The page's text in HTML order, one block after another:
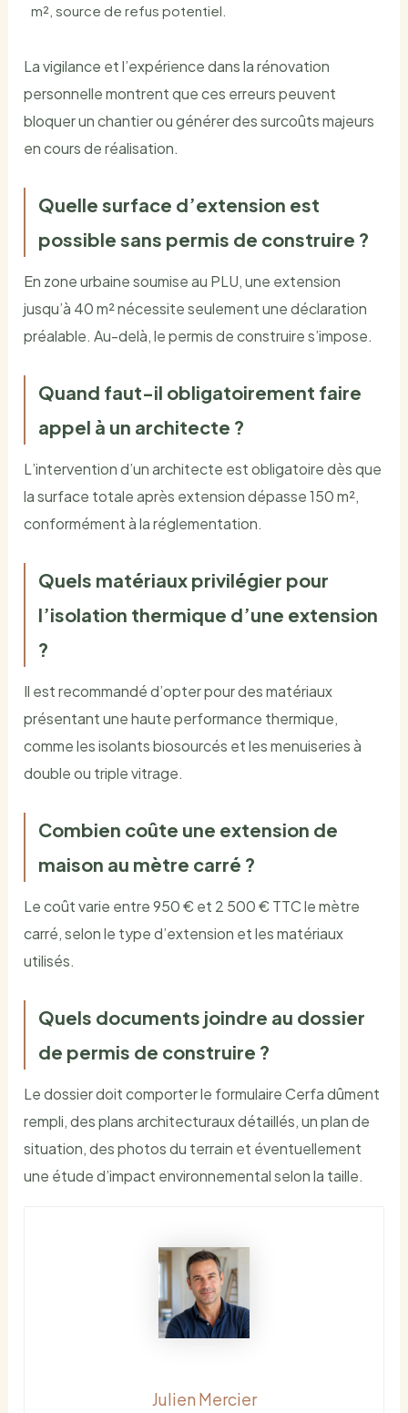
m², source de refus potentiel.
La vigilance et l’expérience dans la rénovation
personnelle montrent que ces erreurs peuvent
bloquer un chantier ou générer des surcoûts majeurs
en cours de réalisation.
Quelle surface d’extension est
possible sans permis de construire ?
En zone urbaine soumise au PLU, une extension
jusqu’à 40 m² nécessite seulement une déclaration
préalable. Au-delà, le permis de construire s’impose.
Quand faut-il obligatoirement faire
appel à un architecte ?
L’intervention d’un architecte est obligatoire dès que
la surface totale après extension dépasse 150 m²,
conformément à la réglementation.
Quels matériaux privilégier pour
l’isolation thermique d’une extension
?
Il est recommandé d’opter pour des matériaux
présentant une haute performance thermique,
comme les isolants biosourcés et les menuiseries à
double ou triple vitrage.
Combien coûte une extension de
maison au mètre carré ?
Le coût varie entre 950 € et 2 500 € TTC le mètre
carré, selon le type d’extension et les matériaux
utilisés.
Quels documents joindre au dossier
de permis de construire ?
Le dossier doit comporter le formulaire Cerfa dûment
rempli, des plans architecturaux détaillés, un plan de
situation, des photos du terrain et éventuellement
une étude d’impact environnemental selon la taille.
Julien Mercier